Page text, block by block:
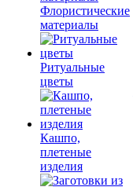
Флористические
материалы
Ритуальные
цветы
Кашпо,
плетеные
изделия